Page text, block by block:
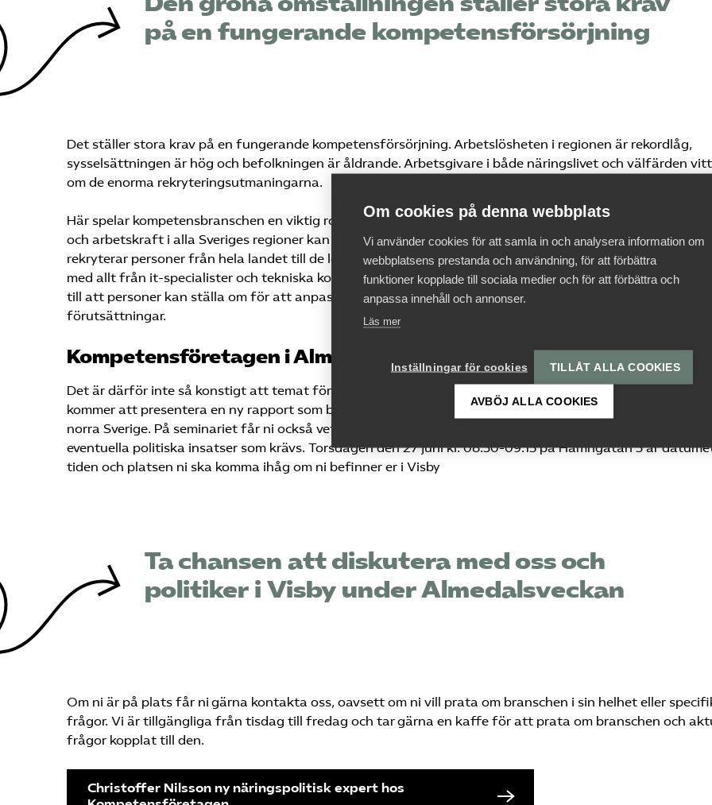
på en fungerande kompetensförsörjning
Det ställer stora krav på en fungerande kompetensförsörjning. Arbetslösheten i regionen är rekordlåg,
sysselsättningen är hög och befolkningen är åldrande. Arbetsgivare i både näringslivet och välfärden
om de enorma rekryteringsutmaningarna.
Här spelar kompetensbranschen en viktig roll. Med dess erfarenhet och kunskap av att hantera kandidater
och arbetskraft i alla Sveriges regioner kan branschen vända utmaningen till en möjlighet. Det är företag
rekryterar personer från hela landet till de lediga jobben. Andra företag i branschen bemannar
med allt från it-specialister och tekniska konsulter till industriarbetare. Dessutom ser
till att personer kan ställa om för att anpassa sig till en ny arbetsmarknad med nya geografiska
förutsättningar.
Kompetensföretagen i Almedalen
Det är därför inte så konstigt att temat för vårt seminarium i Almedalen blir kompetensförsörjning i norr.
kommer att presentera en ny rapport som beskriver hur kompetensbranschen är en motor i utvecklingen av
norra Sverige. På seminariet får ni också veta hur branschen mer konkret väljer att förbereda sig och vilka
eventuella politiska insatser som krävs. Torsdagen den 27 juni kl. 08.30-09.15 på Hamngatan 3 är
tiden och platsen ni ska komma ihåg om ni befinner er i Visby
Ta chansen att diskutera med oss och
politiker i Visby under Almedalsveckan
Om ni är på plats får ni gärna kontakta oss, oavsett om ni vill prata om branschen i sin helhet eller
frågor. Vi är tillgängliga från tisdag till fredag och tar gärna en kaffe för att prata om branschen och
frågor kopplat till den.
Christoffer Nilsson ny näringspolitisk expert hos
Om cookies på denna webbplats
Vi använder cookies för att samla in och analysera information om
webbplatsens prestanda och användning, för att förbättra
funktioner kopplade till sociala medier och för att förbättra och
anpassa innehåll och annonser.
Läs mer
Inställningar för cookies TILLÅT ALLA COOKIES
AVBÖJ ALLA COOKIES